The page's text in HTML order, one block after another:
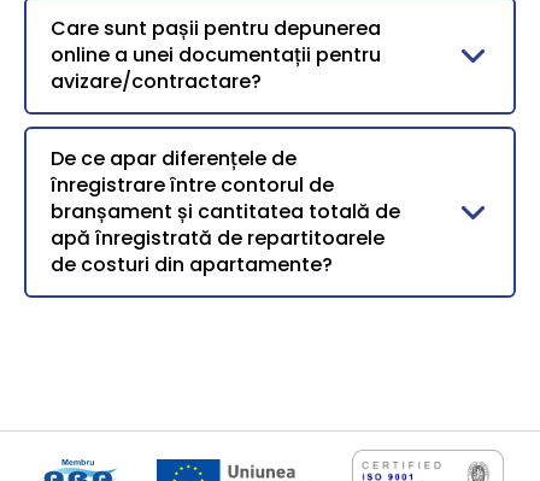
Care sunt pașii pentru depunerea
online a unei documentații pentru
avizare/contractare?
De ce apar diferențele de
înregistrare între contorul de
branșament și cantitatea totală de
apă înregistrată de repartitoarele
de costuri din apartamente?